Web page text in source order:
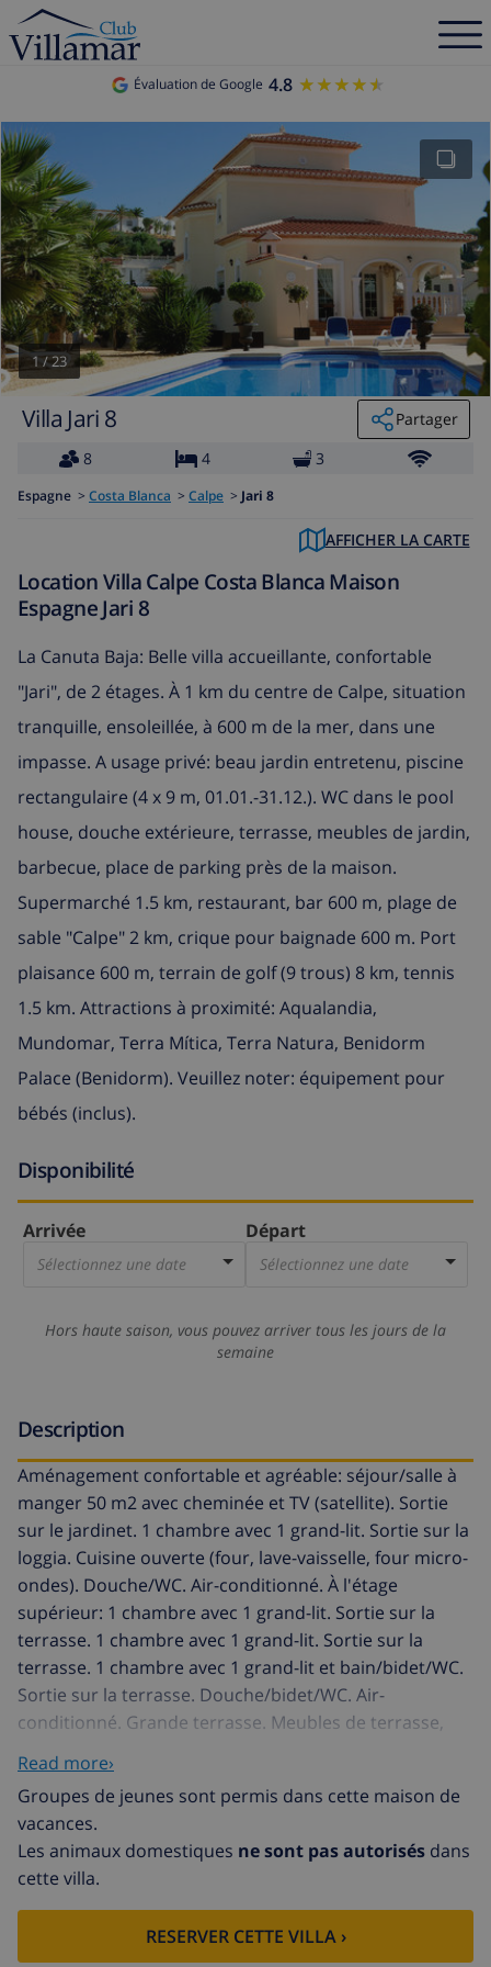
Évaluation de Google 4.8 ★★★★★
★★★★★
1 /23
Villa Jari 8
Partager
8
4 3
Espagne > Costa Blanca > Calpe > Jari 8
AFFICHER LA CARTE
Location Villa Calpe Costa Blanca Maison
Espagne Jari 8
La Canuta Baja: Belle villa accueillante, confortable
"Jari", de 2 étages. À 1 km du centre de Calpe, situation
tranquille, ensoleillée, à 600 m de la mer, dans une
impasse. A usage privé: beau jardin entretenu, piscine
rectangulaire (4 x 9 m, 01.01.-31.12.). WC dans le pool
house, douche extérieure, terrasse, meubles de jardin,
barbecue, place de parking près de la maison.
Supermarché 1.5 km, restaurant, bar 600 m, plage de
sable "Calpe" 2 km, crique pour baignade 600 m. Port
plaisance 600 m, terrain de golf (9 trous) 8 km, tennis
1.5 km. Attractions à proximité: Aqualandia,
Mundomar, Terra Mítica, Terra Natura, Benidorm
Palace (Benidorm). Veuillez noter: équipement pour
bébés (inclus).
Disponibilité
Arrivée
Sélectionnez une date
Départ
Sélectionnez une date
Hors haute saison, vous pouvez arriver tous les jours de la
semaine
Description
Aménagement confortable et agréable: séjour/salle à
manger 50 m2 avec cheminée et TV (satellite). Sortie
sur le jardinet. 1 chambre avec 1 grand-lit. Sortie sur la
loggia. Cuisine ouverte (four, lave-vaisselle, four micro-
ondes). Douche/WC. Air-conditionné. À l'étage
supérieur: 1 chambre avec 1 grand-lit. Sortie sur la
terrasse. 1 chambre avec 1 grand-lit. Sortie sur la
terrasse. 1 chambre avec 1 grand-lit et bain/bidet/WC.
Sortie sur la terrasse. Douche/bidet/WC. Air-
conditionné. Grande terrasse. Meubles de terrasse,
barbecue, chaises longues (8), place pour s'asseoir.
Belle vue sur la mer. A disposition: lave-linge, chaise
haute pour enfant, lit bébé jusqu'à 2 ans. Internet
(Connexion WIFI, gratuit). AT-440230-A
La Canuta Baja: Belle villa accueillante, confortable
"Jari", de 2 étages. À 1 km du centre de Calpe, situation
tranquille, ensoleillée, à 600 m de la mer, dans une
impasse. A usage privé: beau jardin entretenu, piscine
Read more›
Groupes de jeunes sont permis dans cette maison de
vacances.
Les animaux domestiques ne sont pas autorisés dans
cette villa.
RESERVER CETTE VILLA ›